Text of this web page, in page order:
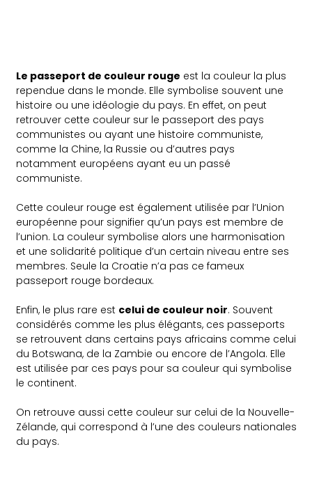
Le passeport de couleur rouge est la couleur la plus
rependue dans le monde. Elle symbolise souvent une
histoire ou une idéologie du pays. En effet, on peut
retrouver cette couleur sur le passeport des pays
communistes ou ayant une histoire communiste,
comme la Chine, la Russie ou d’autres pays
notamment européens ayant eu un passé
communiste.
Cette couleur rouge est également utilisée par l’Union
européenne pour signifier qu’un pays est membre de
l’union. La couleur symbolise alors une harmonisation
et une solidarité politique d’un certain niveau entre ses
membres. Seule la Croatie n’a pas ce fameux
passeport rouge bordeaux.
Enfin, le plus rare est celui de couleur noir. Souvent
considérés comme les plus élégants, ces passeports
se retrouvent dans certains pays africains comme celui
du Botswana, de la Zambie ou encore de l’Angola. Elle
est utilisée par ces pays pour sa couleur qui symbolise
le continent.
On retrouve aussi cette couleur sur celui de la Nouvelle-
Zélande, qui correspond à l’une des couleurs nationales
du pays.